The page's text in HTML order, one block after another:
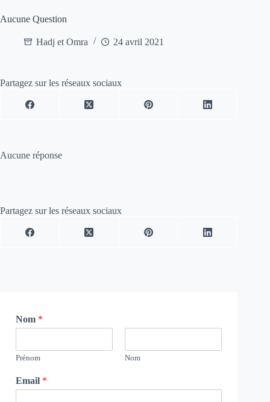
Aucune Question
Hadj et Omra 24 avril 2021
Partagez sur les réseaux sociaux
Aucune réponse
Partagez sur les réseaux sociaux
Nom *
Prénom Nom
Email *